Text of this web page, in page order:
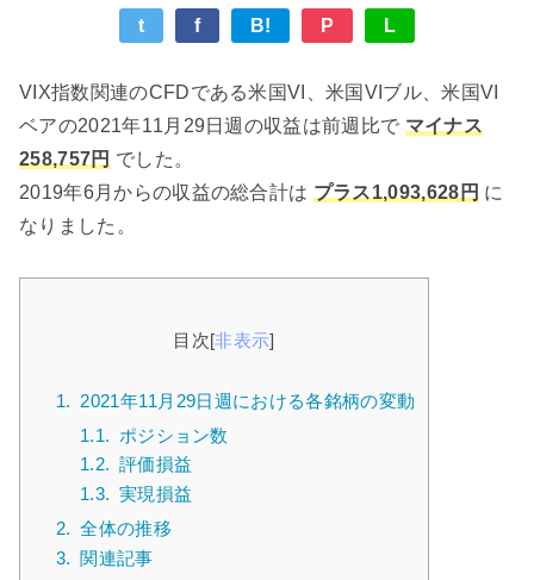
t f B! P L
VIX指数関連のCFDである米国VI、米国VIブル、米国VI
ベアの2021年11月29日週の収益は前週比で マイナス
258,757円でした。
2019年6月からの収益の総合計は プラス1,093,628円に
なりました。
目次[非表示]
1. 2021年11月29日週における各銘柄の変動
1.1. ポジション数
1.2. 評価損益
1.3. 実現損益
2. 全体の推移
3. 関連記事